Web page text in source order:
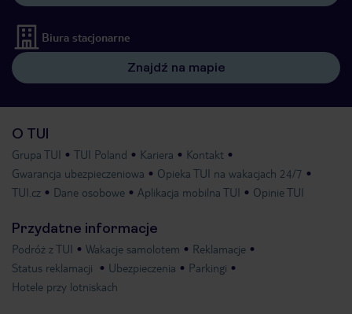
Biura stacjonarne
Znajdź na mapie
O TUI
Grupa TUI TUI Poland Kariera
Kontakt
Gwarancja ubezpieczeniowa
Opieka TUI na wakacjach 24/7
TUI.cz
Dane osobowe Aplikacja mobilna TUI Opinie TUI
Przydatne informacje
Podróż z TUI Wakacje samolotem
Reklamacje
Status reklamacji
Ubezpieczenia
Parkingi
Hotele przy lotniskach